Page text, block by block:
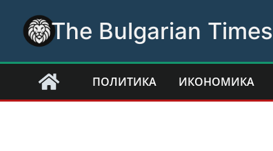
content
The Bulgarian Times
ПОЛИТИКА ИКОНОМИКА